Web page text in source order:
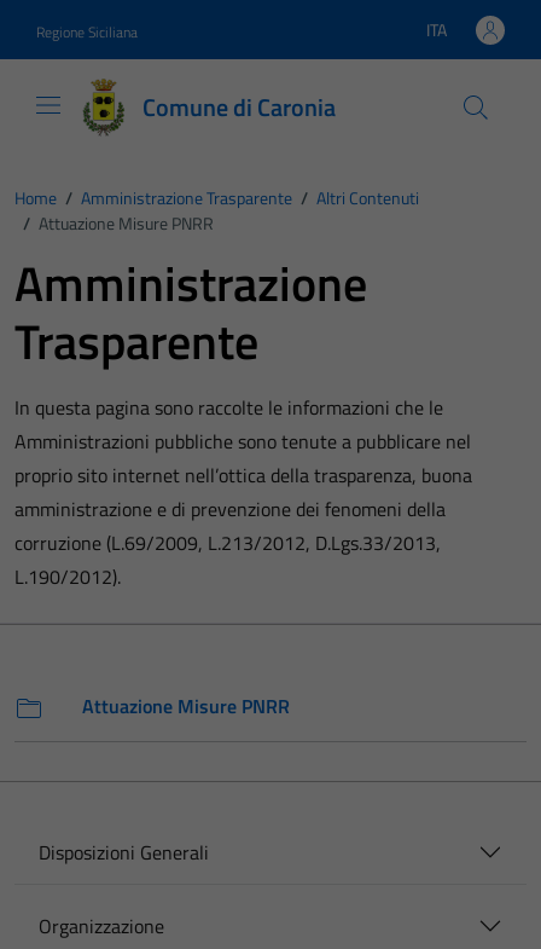
Regione Siciliana Lingua attiva:
ITA
Comune di Caronia
Home / Amministrazione Trasparente / Altri Contenuti
/ Attuazione Misure PNRR
Amministrazione
Trasparente
In questa pagina sono raccolte le informazioni che le
Amministrazioni pubbliche sono tenute a pubblicare nel
proprio sito internet nell’ottica della trasparenza, buona
amministrazione e di prevenzione dei fenomeni della
corruzione (L.69/2009, L.213/2012, D.Lgs.33/2013,
L.190/2012).
Attuazione Misure PNRR
Disposizioni Generali
Organizzazione